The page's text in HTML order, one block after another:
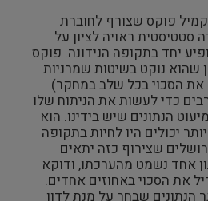
פוקס שצורף לחוברת
סטטיסטית ראויה לציון על
יחד בתקופה הנידונה. פוקס
שהוא נוקט בשיטות שמרניות
את הסכוי בכל שלב במחקר)
כדי לעשות את הניתוח שלו
הנתונים שיש בידינו. הוא
יכולים היו לחיות בתקופה
בירושלים שצירוף כזה יתאים
אחד נשמט מהערכתו, ודוקא
את הסכוי באחוזים אחדים.
הנתונים שבחר על מנת לדון